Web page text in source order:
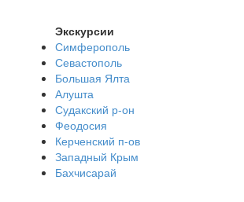
Экскурсии
Симферополь
Севастополь
Большая Ялта
Алушта
Судакский р-он
Феодосия
Керченский п-ов
Западный Крым
Бахчисарай